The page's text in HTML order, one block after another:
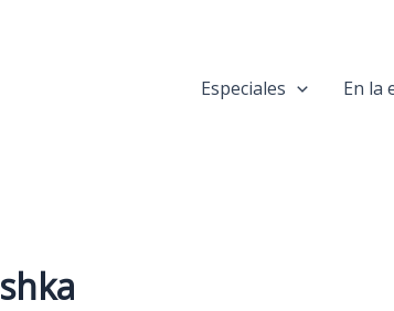
Especiales En la